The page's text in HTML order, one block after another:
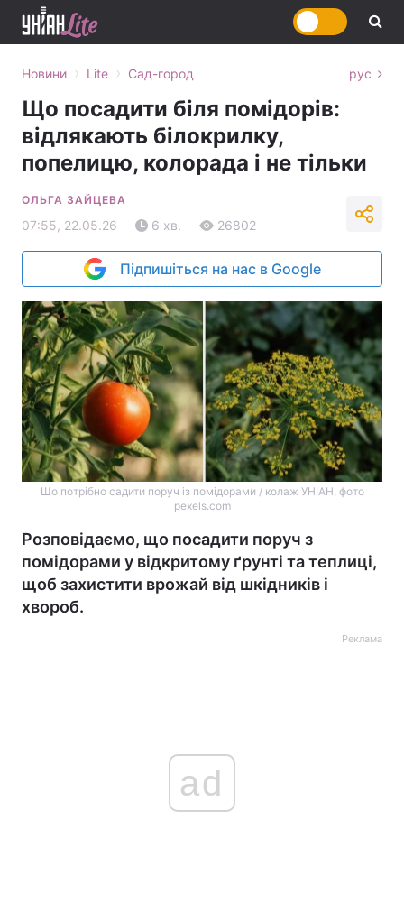
Новини › Lite › Сад-город рус
Що посадити біля помідорів:
відлякають білокрилку,
попелицю, колорада і не тільки
ОЛЬГА ЗАЙЦЕВА
07:55, 22.05.26 6 хв. 26802
Підпишіться на нас в Google
Що потрібно садити поруч із помідорами / колаж УНІАН, фото
pexels.com
Розповідаємо, що посадити поруч з
помідорами у відкритому ґрунті та теплиці,
щоб захистити врожай від шкідників і
хвороб.
Реклама
ad